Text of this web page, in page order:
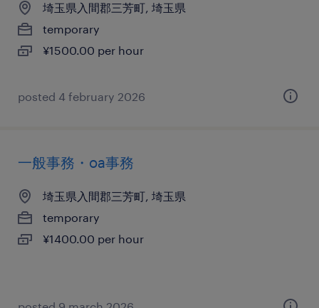
埼玉県入間郡三芳町, 埼玉県
temporary
¥1500.00 per hour
posted 4 february 2026
一般事務・oa事務
埼玉県入間郡三芳町, 埼玉県
temporary
¥1400.00 per hour